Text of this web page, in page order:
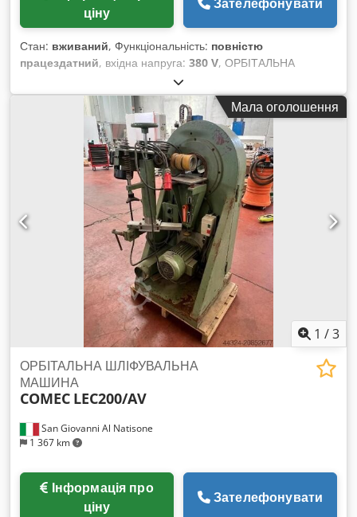
ціну
Стан: вживаний, Функціональність: повністю
працездатний, вхідна напруга: 380 V, ОРБІТАЛЬНА
ШЛІФУВАЛЬНА МАШИНА CAMAM МОД. LEC200/AV
Codpfxox Rn Taj Acaeha - Мін/макс діаметр обробки:
10/100 мм - Двигун: 5,5 к.с. - З подачею - Напруга: 380 В /
Мала оголошення
1 /3
San Giovanni Al Natisone
1 367 km
ОРБІТАЛЬНА ШЛІФУВАЛЬНА
МАШИНА
COMEC LEC200/AV
ціну
Зателефонувати